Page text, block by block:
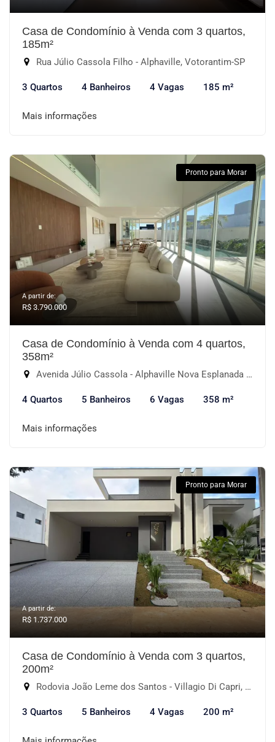
Casa de Condomínio à Venda com 3 quartos,
185m²
Rua Júlio Cassola Filho - Alphaville, Votorantim-SP
3 Quartos 4 Banheiros 4 Vagas 185 m²
Mais informações
Pronto para Morar
A partir de:
R$ 3.790.000
Casa de Condomínio à Venda com 4 quartos,
358m²
Avenida Júlio Cassola - Alphaville Nova Esplanada III, Votorantim-SP
4 Quartos 5 Banheiros 6 Vagas 358 m²
Mais informações
Pronto para Morar
A partir de:
R$ 1.737.000
Casa de Condomínio à Venda com 3 quartos,
200m²
Rodovia João Leme dos Santos - Villagio Di Capri, Votorantim-SP
3 Quartos 5 Banheiros 4 Vagas 200 m²